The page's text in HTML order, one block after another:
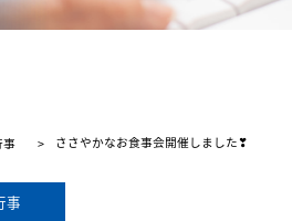
事 > ささやかなお食事会開催しました❣
事